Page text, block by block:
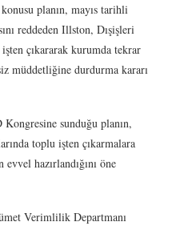
planın, mayıs tarihli
reddeden Illston, Dışişleri
işten çıkararak kurumda tekrar
müddetliğine durdurma kararı
Kongresine sunduğu planın,
toplu işten çıkarmalara
hazırlandığını öne
Verimlilik Departmanı